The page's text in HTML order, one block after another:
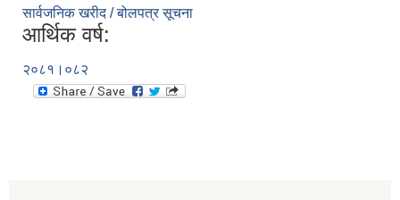
सार्वजनिक खरीद / बोलपत्र सूचना
आर्थिक वर्ष:
२०८१।०८२